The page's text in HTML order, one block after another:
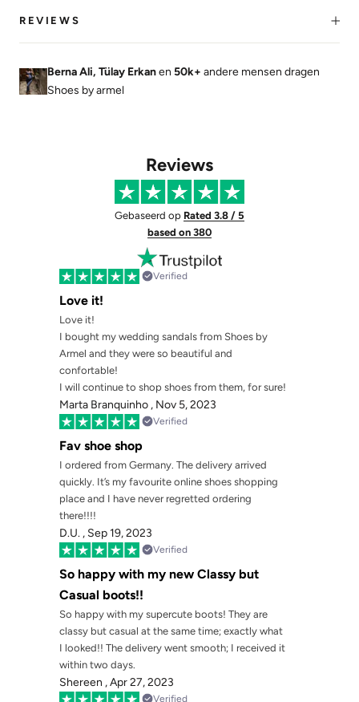
REVIEWS
Berna Ali, Tülay Erkanen 50k+ andere mensen dragen
Shoes by armel
Reviews
Gebaseerd op Rated 3.8 / 5
based on 380
Verified
Love it!
Love it!
I bought my wedding sandals from Shoes by
Armel and they were so beautiful and
confortable!
I will continue to shop shoes from them, for sure!
Marta Branquinho , Nov 5, 2023
Verified
Fav shoe shop
I ordered from Germany. The delivery arrived
quickly. It’s my favourite online shoes shopping
place and I have never regretted ordering
there!!!!
D.U. , Sep 19, 2023
Verified
So happy with my new Classy but
Casual boots!!
So happy with my supercute boots! They are
classy but casual at the same time; exactly what
I looked!! The delivery went smooth; I received it
within two days.
Shereen ,Apr 27, 2023
Verified